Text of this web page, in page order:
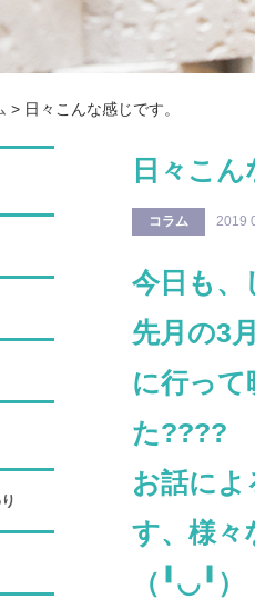
> 日々こんな感じです。
日々こん
コラム 2019
今日も、
先月の3
に行っ
た????
お話に
す、様々
（╹◡╹）